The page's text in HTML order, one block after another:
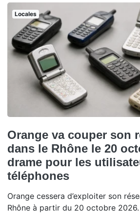
Locales
Orange va couper son
dans le Rhône le 20
drame pour les
téléphones
Orange cessera d’exploiter son
Rhône à partir du 20 octobre